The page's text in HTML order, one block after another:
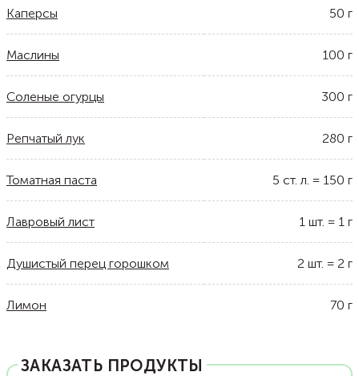
Каперсы 50 г
Маслины 100 г
Соленые огурцы 300 г
Репчатый лук 280 г
Томатная паста 5 ст. л. = 150 г
Лавровый лист 1 шт. = 1 г
Душистый перец горошком 2 шт. = 2 г
Лимон 70 г
ЗАКАЗАТЬ ПРОДУКТЫ